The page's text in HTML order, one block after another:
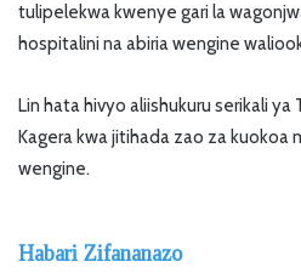
tulipelekwa kwenye gari la
hospitalini na abiria wengine
Lin hata hivyo aliishukuru serikali ya
Kagera kwa jitihada zao za kuokoa
wengine.
Habari Zifananazo